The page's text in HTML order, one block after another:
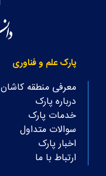
پارک علم و فناوری
معرفی منطقه کاشان
درباره پارک
خدمات پارک
سوالات متداول
اخبار پارک
ارتباط با ما